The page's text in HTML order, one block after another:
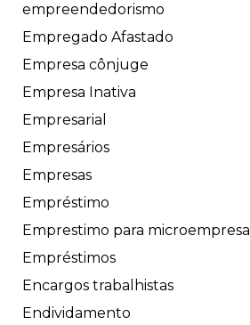
empreendedorismo
Empregado Afastado
Empresa cônjuge
Empresa Inativa
Empresarial
Empresários
Empresas
Empréstimo
Emprestimo para microempresa
Empréstimos
Encargos trabalhistas
Endividamento